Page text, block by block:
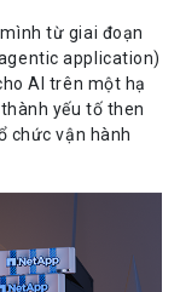
từ giai đoạn
application)
AI trên một hạ
yếu tố then
chức vận hành